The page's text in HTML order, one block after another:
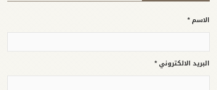
الاسم *
البريد الالكتروني *